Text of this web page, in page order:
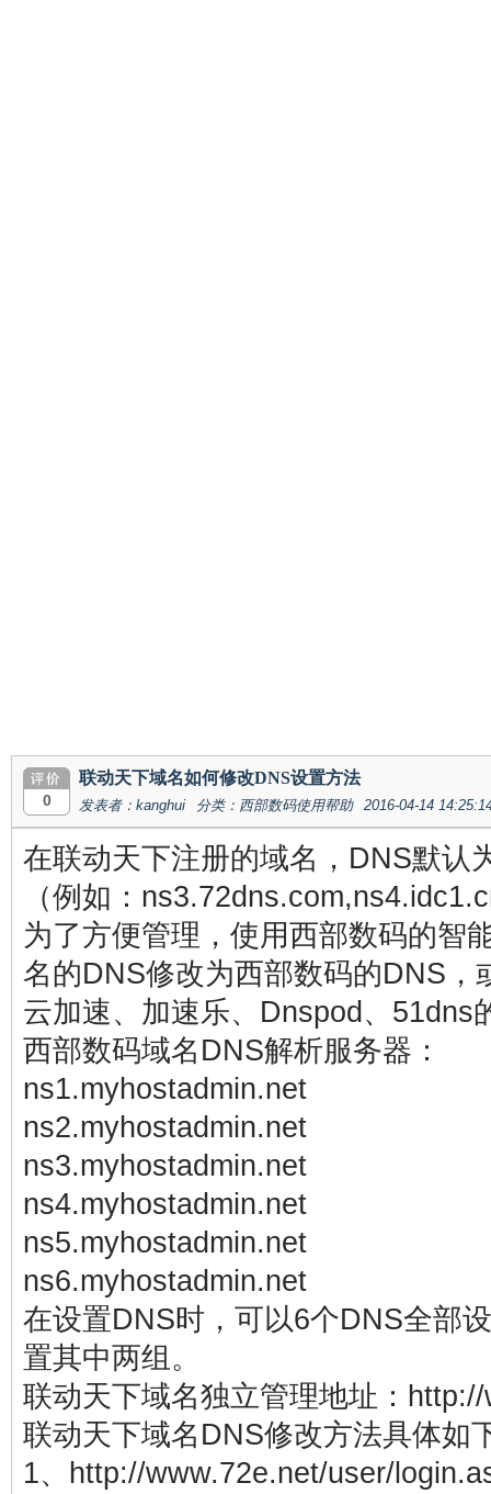
0
联动天下域名如何修改DNS设置方法
发表者：kanghui 分类：西部数码使用帮助 2016-04-14
在联动天下注册的域名，DNS默认
（例如：
为了方便管理，使用西部数码的智
名的DNS修改为西部数码的DNS，
云加速、加速乐、Dnspod、51dns
西部数码域名DNS解析服务器：
ns1.myhostadmin.net
ns2.myhostadmin.net
ns3.myhostadmin.net
ns4.myhostadmin.net
ns5.myhostadmin.net
ns6.myhostadmin.net
在设置DNS时，可以6个DNS全部
置其中两组。
联动天下域名独立管理地址：
联动天下域名DNS修改方法具体如
1、http://www.72e.net/user/